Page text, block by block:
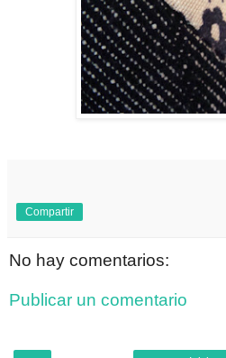
Compartir
No hay comentarios:
Publicar un comentario